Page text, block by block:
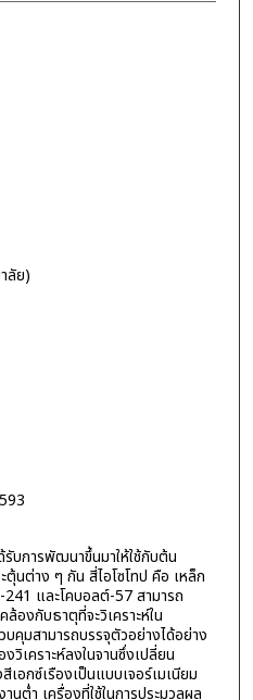
ลัย)
รับการพัฒนาขึ้นมาให้ใช้กับต้น
นต่าง ๆ กัน สี่ไอโซโทป คือ เหล็ก
และโคบอลต์-57 สามารถ
องกับธาตุที่จะวิเคราะห์ใน
คุมสามารถบรรจุตัวอย่างได้อย่าง
วิเคราะห์ลงในจานซึ่งเปลี่ยน
อกซ์เรืองเป็นแบบเจอร์เมเนียม
ต่ำ เครื่องที่ใช้ในการประมวลผล